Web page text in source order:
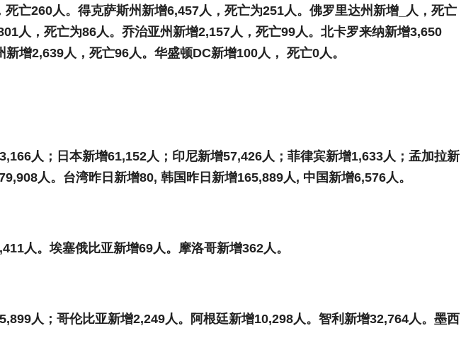
死亡260人。得克萨斯州新增6,457人，死亡为251人。佛罗里达州新增 人，死亡
人，死亡为86人。乔治亚州新增2,157人，死亡99人。北卡罗来纳新增3,650
新增2,639人，死亡96人。华盛顿DC新增100人， 死亡0人。
人；日本新增61,152人；印尼新增57,426人 ；菲律宾新增1,633人；孟加拉新
人。台湾昨日新增80, 韩国昨日新增165,889人, 中国新增6,576人。
人。埃塞俄比亚新增69人。摩洛哥新增362人。
人；哥伦比亚新增2,249人。阿根廷新增10,298人。智利新增32,764人。墨西